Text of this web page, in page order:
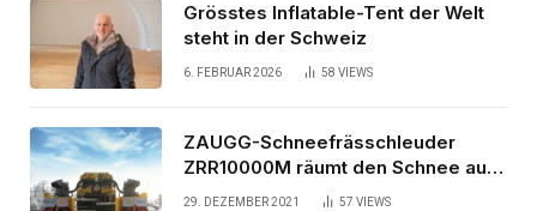
Grösstes Inflatable-Tent der Welt
steht in der Schweiz
6. FEBRUAR 2026 58 VIEWS
ZAUGG-Schneefrässchleuder
ZRR10000M räumt den Schnee auf
schwedischen Gleisen
29. DEZEMBER 2021 57 VIEWS